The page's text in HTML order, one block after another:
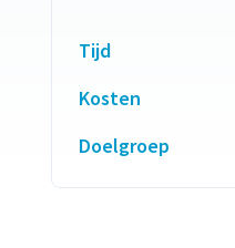
Tijd
Kosten
Doelgroep